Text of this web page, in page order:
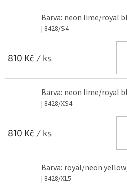
Barva: neon lime/royal
| 8428/S4
810 Kč / ks
Barva: neon lime/royal
| 8428/XS4
810 Kč / ks
Barva: royal/neon
| 8428/XL5